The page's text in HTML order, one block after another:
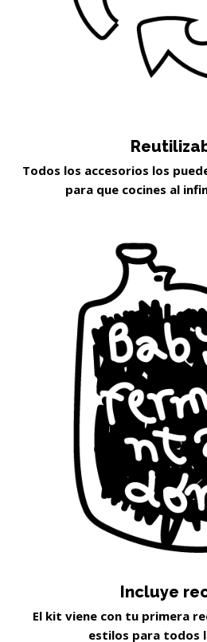
Todos los accesorios los
para que cocines al
Incluye
El kit viene con tu primera
estilos para todos